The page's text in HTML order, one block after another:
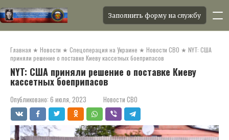
контенту
Заполнить форму на службу
Главная ★ Новости ★ Спецоперация на Украине ★ Новости СВО ★ NYT: США
приняли решение о поставке Киеву кассетных боеприпасов
NYT: США приняли решение о поставке Киеву
кассетных боеприпасов
Опубликовано: 6 июля, 2023 Новости СВО